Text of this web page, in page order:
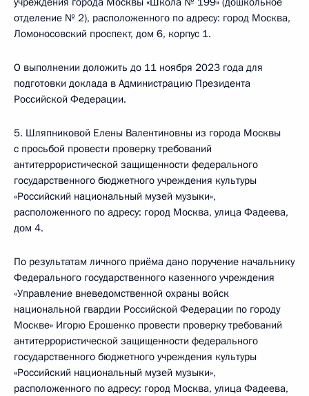
отделение № 2), расположенного по адресу: город Москва,
Ломоносовский проспект, дом 6, корпус 1.
О выполнении доложить до 11 ноября 2023 года для
подготовки доклада в Администрацию Президента
Российской Федерации.
5. Шляпниковой Елены Валентиновны из города Москвы
с просьбой провести проверку требований
антитеррористической защищенности федерального
государственного бюджетного учреждения культуры
«Российский национальный музей музыки»,
расположенного по адресу: город Москва, улица Фадеева,
дом 4.
По результатам личного приёма дано поручение начальнику
Федерального государственного казенного учреждения
«Управление вневедомственной охраны войск
национальной гвардии Российской Федерации по городу
Москве» Игорю Ерошенко провести проверку требований
антитеррористической защищенности федерального
государственного бюджетного учреждения культуры
«Российский национальный музей музыки»,
расположенного по адресу: город Москва, улица Фадеева,